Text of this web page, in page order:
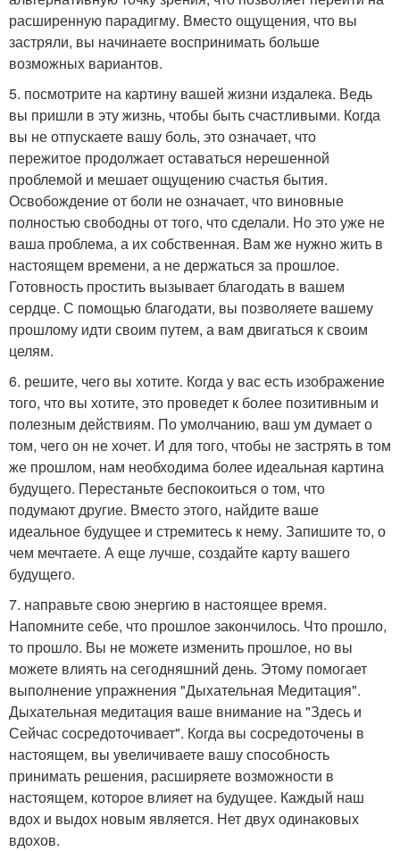
расширенную парадигму. Вместо ощущения, что вы
застряли, вы начинаете воспринимать больше
возможных вариантов.
5. посмотрите на картину вашей жизни издалека. Ведь
вы пришли в эту жизнь, чтобы быть счастливыми. Когда
вы не отпускаете вашу боль, это означает, что
пережитое продолжает оставаться нерешенной
проблемой и мешает ощущению счастья бытия.
Освобождение от боли не означает, что виновные
полностью свободны от того, что сделали. Но это уже не
ваша проблема, а их собственная. Вам же нужно жить в
настоящем времени, а не держаться за прошлое.
Готовность простить вызывает благодать в вашем
сердце. С помощью благодати, вы позволяете вашему
прошлому идти своим путем, а вам двигаться к своим
целям.
6. решите, чего вы хотите. Когда у вас есть изображение
того, что вы хотите, это проведет к более позитивным и
полезным действиям. По умолчанию, ваш ум думает о
том, чего он не хочет. И для того, чтобы не застрять в том
же прошлом, нам необходима более идеальная картина
будущего. Перестаньте беспокоиться о том, что
подумают другие. Вместо этого, найдите ваше
идеальное будущее и стремитесь к нему. Запишите то, о
чем мечтаете. А еще лучше, создайте карту вашего
будущего.
7. направьте свою энергию в настоящее время.
Напомните себе, что прошлое закончилось. Что прошло,
то прошло. Вы не можете изменить прошлое, но вы
можете влиять на сегодняшний день. Этому помогает
выполнение упражнения "Дыхательная Медитация".
Дыхательная медитация ваше внимание на "Здесь и
Сейчас сосредоточивает". Когда вы сосредоточены в
настоящем, вы увеличиваете вашу способность
принимать решения, расширяете возможности в
настоящем, которое влияет на будущее. Каждый наш
вдох и выдох новым является. Нет двух одинаковых
вдохов.